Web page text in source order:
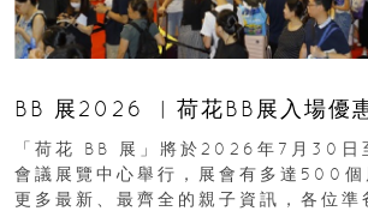
BB 展2026 ︳荷花BB展入場優
「荷花 BB 展」將於2026年7月30日
會議展覽中心舉行，展會有多達500個
更多最新、最齊全的親子資訊，各位準